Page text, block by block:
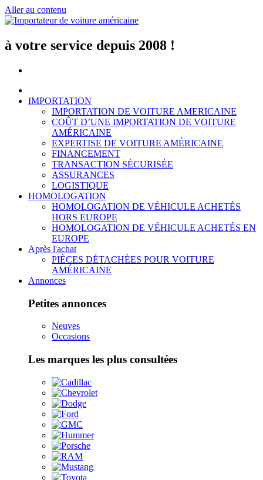
Aller au contenu
à votre service depuis 2008 !
IMPORTATION
IMPORTATION DE VOITURE AMERICAINE
COÛT D’UNE IMPORTATION DE VOITURE
AMÉRICAINE
EXPERTISE DE VOITURE AMÉRICAINE
FINANCEMENT
TRANSACTION SÉCURISÉE
ASSURANCES
LOGISTIQUE
HOMOLOGATION
HOMOLOGATION DE VÉHICULE ACHETÉS
HORS EUROPE
HOMOLOGATION DE VÉHICULE ACHETÉS EN
EUROPE
Après l'achat
PIÈCES DÉTACHÉES POUR VOITURE
AMÉRICAINE
Annonces
Petites annonces
Neuves
Occasions
Les marques les plus consultées